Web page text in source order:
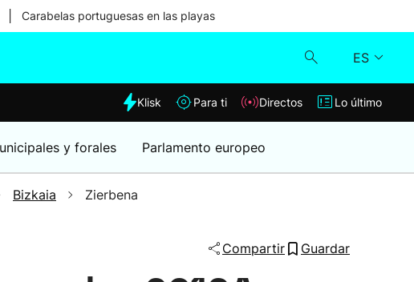
Carabelas portuguesas en las playas
ES
Klisk
Lo último
Klisk Para ti Directos Lo último
y forales Parlamento europeo
Bizkaia Zierbena
Compartir Guardar